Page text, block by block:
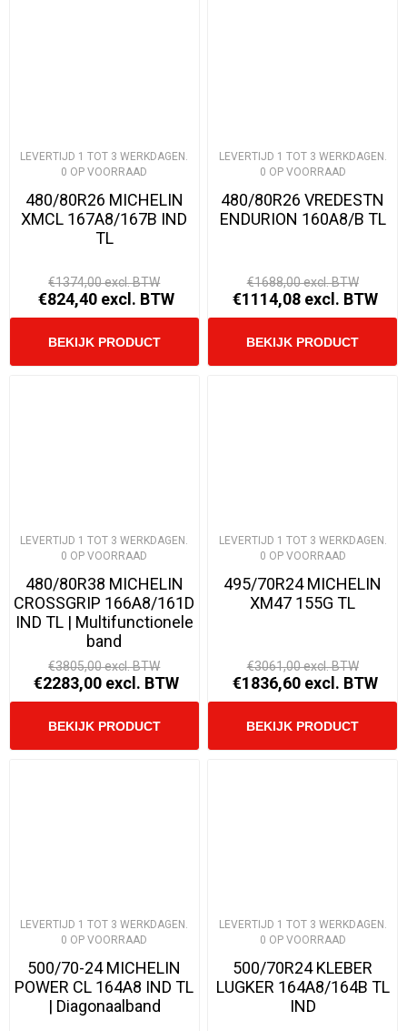
LEVERTIJD 1 TOT 3 WERKDAGEN.
0 OP VOORRAAD
480/80R26 MICHELIN
XMCL 167A8/167B IND
TL
€1374,00 excl. BTW
€824,40 excl. BTW
LEVERTIJD 1 TOT 3 WERKDAGEN.
0 OP VOORRAAD
480/80R26 VREDESTN
ENDURION 160A8/B TL
€1688,00 excl. BTW
€1114,08 excl. BTW
LEVERTIJD 1 TOT 3 WERKDAGEN.
0 OP VOORRAAD
480/80R38 MICHELIN
CROSSGRIP 166A8/161D
IND TL | Multifunctionele
band
€3805,00 excl. BTW
€2283,00 excl. BTW
LEVERTIJD 1 TOT 3 WERKDAGEN.
0 OP VOORRAAD
495/70R24 MICHELIN
XM47 155G TL
€3061,00 excl. BTW
€1836,60 excl. BTW
LEVERTIJD 1 TOT 3 WERKDAGEN.
0 OP VOORRAAD
500/70-24 MICHELIN
POWER CL 164A8 IND TL
| Diagonaalband
LEVERTIJD 1 TOT 3 WERKDAGEN.
0 OP VOORRAAD
500/70R24 KLEBER
LUGKER 164A8/164B TL
IND